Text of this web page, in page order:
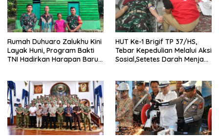
Rumah Duhuaro Zalukhu Kini
Layak Huni, Program Bakti
TNI Hadirkan Harapan Baru
HUT Ke-1 Brigif TP 37/HS,
Tebar Kepedulian Melalui Aksi
Sosial,Setetes Darah Menjadi